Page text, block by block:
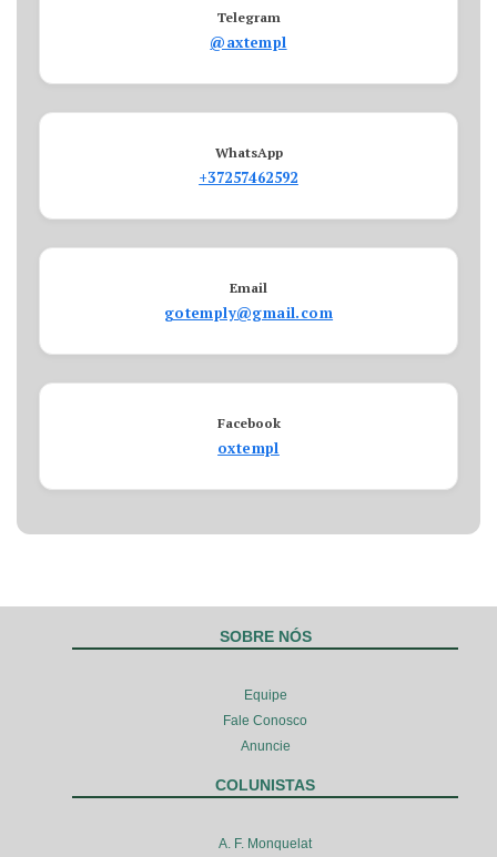
Telegram
@axtempl
WhatsApp
+37257462592
Email
gotemply@gmail.com
Facebook
oxtempl
SOBRE NÓS
Equipe
Fale Conosco
Anuncie
COLUNISTAS
A. F. Monquelat